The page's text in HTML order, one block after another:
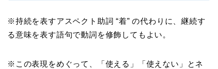
※持続を表すアスペクト助詞 “着” の代わりに、継続す
る意味を表す語句で動詞を修飾してもよい。
※この表現をめぐって、「使える」「使えない」とネ